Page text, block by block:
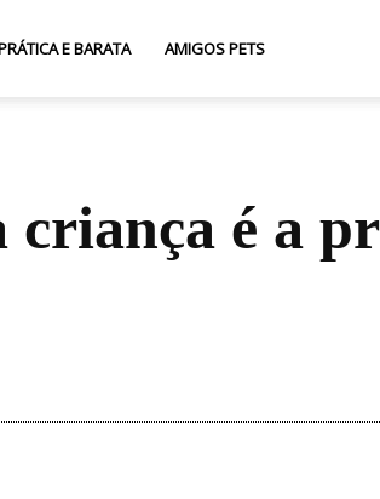
E BARATA AMIGOS PETS
é a